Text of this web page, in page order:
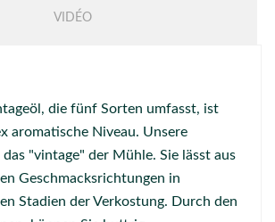
VIDÉO
die fünf Sorten umfasst, ist
aromatische Niveau. Unsere
"vintage" der Mühle. Sie lässt aus
Geschmacksrichtungen in
Stadien der Verkostung. Durch den